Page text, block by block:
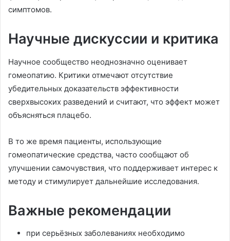
симптомов.
Научные дискуссии и критика
Научное сообщество неоднозначно оценивает
гомеопатию. Критики отмечают отсутствие
убедительных доказательств эффективности
сверхвысоких разведений и считают, что эффект может
объясняться плацебо.
В то же время пациенты, использующие
гомеопатические средства, часто сообщают об
улучшении самочувствия, что поддерживает интерес к
методу и стимулирует дальнейшие исследования.
Важные рекомендации
при серьёзных заболеваниях необходимо